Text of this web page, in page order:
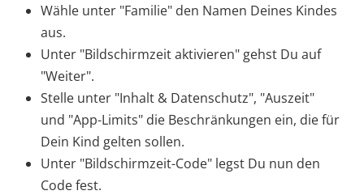
Wähle unter "Familie" den Namen Deines Kindes
aus.
Unter "Bildschirmzeit aktivieren" gehst Du auf
"Weiter".
Stelle unter "Inhalt & Datenschutz", "Auszeit"
und "App-Limits" die Beschränkungen ein, die für
Dein Kind gelten sollen.
Unter "Bildschirmzeit-Code" legst Du nun den
Code fest.